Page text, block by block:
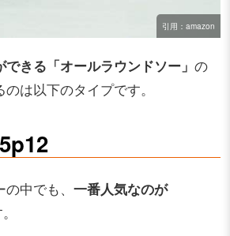
引用：amazon
きる「オールラウンドソー」 の
は以下のタイプです。
中でも、 一番人気なのが